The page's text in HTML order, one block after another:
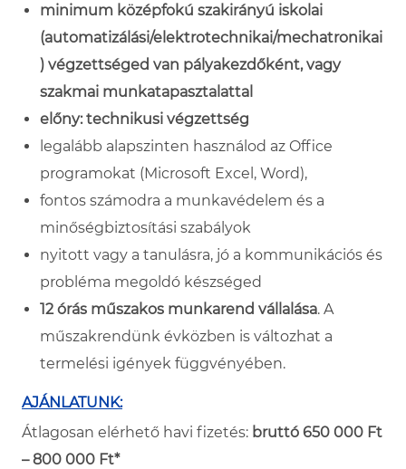
minimum középfokú szakirányú iskolai
(automatizálási/elektrotechnikai/mechatronikai
) végzettséged van pályakezdőként, vagy
szakmai munkatapasztalattal
előny: technikusi végzettség
legalább alapszinten használod az Office
programokat (Microsoft Excel, Word),
fontos számodra a munkavédelem és a
minőségbiztosítási szabályok
nyitott vagy a tanulásra, jó a kommunikációs és
probléma megoldó készséged
12 órás műszakos munkarend vállalása. A
műszakrendünk évközben is változhat a
termelési igények függvényében.
AJÁNLATUNK:
Átlagosan elérhető havi fizetés: bruttó 650 000 Ft
– 800 000 Ft*